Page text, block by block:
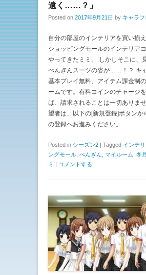
遠く……？」
Posted on 2017年9月21日 by キャラフ
自分の部屋のインテリアを買い揃え
ショッピングモールのインテリア
やってきたミミ。 しかしそこに、
ぺんぎんスーツの姿が……！？ キャ
基本プレイ無料、アイテム課金制
ームです。有料コインのチャージ
ば、請求されることは一切ありま
望者は、以下の[新規登録]ボタンか
の登録へお進みください。
Posted in シーズン2 | Tagged インテ
ングモール ぺんぎん マイルーム 冬
ミ | コメントする